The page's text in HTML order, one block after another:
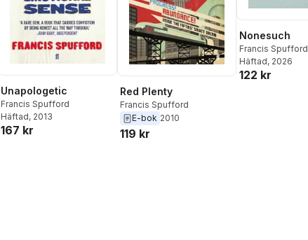
Unapologetic
Francis Spufford
Häftad, 2013
167 kr
Red Plenty
Francis Spufford
E-bok 2010
119 kr
Nonesuch
Francis Spufford
Häftad, 2026
122 kr